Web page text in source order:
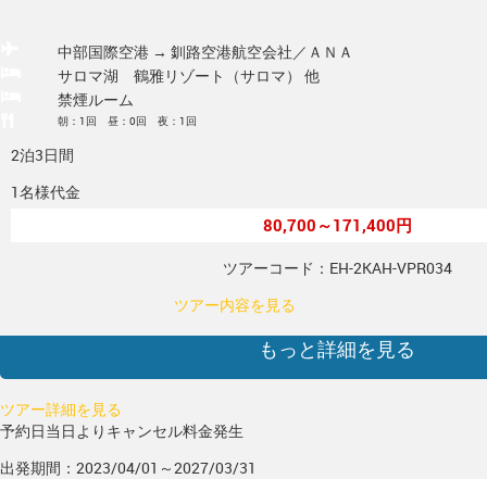
中部国際空港 → 釧路空港航空会社／ＡＮＡ
サロマ湖 鶴雅リゾート（サロマ） 他
禁煙ルーム
朝：1回 昼：0回 夜：1回
2泊3日間
1名様代金
80,700～171,400円
ツアーコード：EH-2KAH-VPR034
ツアー内容を見る
もっと詳細を見る
ツアー詳細を見る
予約日当日よりキャンセル料金発生
出発期間：2023/04/01～2027/03/31